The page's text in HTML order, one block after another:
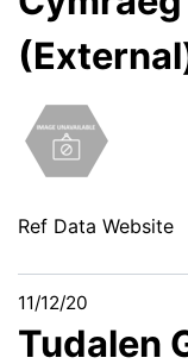
Ref Data Website
11/12/20
Tudalen